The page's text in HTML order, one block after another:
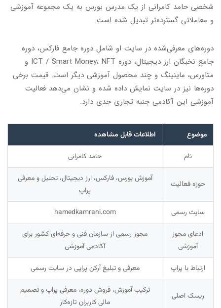
شخصی حامد کامرانی از یک مدرس بورس به یک مجموعه آموزشی
و معاملاتی گسترده‌تر تبدیل شده است.
دوره‌های معرفی‌شده در سایت او شامل دوره جامع فارکس، دوره
جامع نخبگان ارز دیجیتال، دوره ICT / Smart Money، NFT و
متاورس، ماینینگ و چند محصول آموزشی دیگر است. قیمت برخی
دوره‌ها نیز در سایت نمایش داده شده و نشان می‌دهد فعالیت
آموزشی این آکادمی جنبه تجاری جدی دارد.
موضوع اطلاعات قابل مشاهده
نام حامد کامرانی
حوزه فعالیت
آموزش بورس، فارکس، ارز دیجیتال، تحلیل و معرفی
پراپ
سایت رسمی hamedkamrani.com
ادعای مجوز
آموزشی
مجوز رسمی از سازمان فنی و حرفه‌ای کشور برای
آکادمی آموزشی
ارتباط با پراپ معرفی و تبلیغ آرکن پراپی در سایت رسمی
ریسک اصلی
ترکیب آموزش، فروش دوره، معرفی پراپ و تصمیم
مالی کاربران تازه‌کار